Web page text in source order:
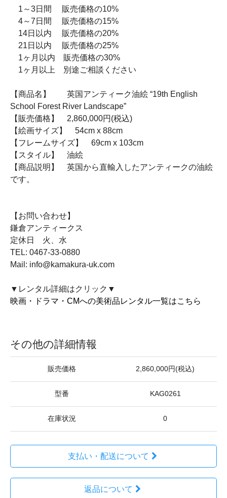
1～3日間 販売価格の10%
4～7日間 販売価格の15%
14日以内 販売価格の20%
21日以内 販売価格の25%
1ヶ月以内 販売価格の30%
1ヶ月以上 別途ご相談ください
【商品名】 英国アンティーク油絵 “19th English
School Forest River Landscape”
【販売価格】 2,860,000円(税込)
【絵画サイズ】 54cm x 88cm
【フレームサイズ】 69cm x 103cm
【スタイル】 油絵
【商品説明】 英国から直輸入したアンティークの油絵
です。
【お問い合わせ】
鎌倉アンティークス
定休日 火、水
TEL: 0467-33-0880
Mail: info@kamakura-uk.com
▼レンタル詳細はクリック▼
映画・ドラマ・CMへの美術品レンタル一覧はこちら
その他の詳細情報
販売価格 2,860,000円(税込)
型番 KAG0261
在庫状況 0
支払い・配送について
返品について